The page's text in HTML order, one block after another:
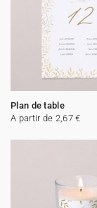
Plan de table
A partir de 2,67 €